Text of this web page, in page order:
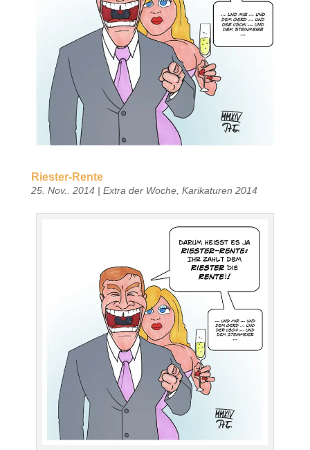
Riester-Rente
25. Nov.. 2014| Extra der Woche, Karikaturen 2014